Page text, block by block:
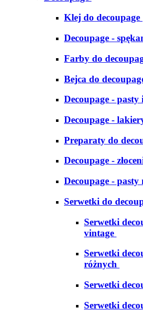
Klej do decoupage
Decoupage -
Farby do
Bejca do
Decoupage -
Decoupage -
Preparaty do
Decoupage -
Decoupage - pasty
Serwetki do
Serwetki
vintage
Serwetki
różnych
Serwetki
Serwetki